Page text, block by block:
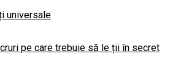
universale
pe care trebuie să le ții în secret